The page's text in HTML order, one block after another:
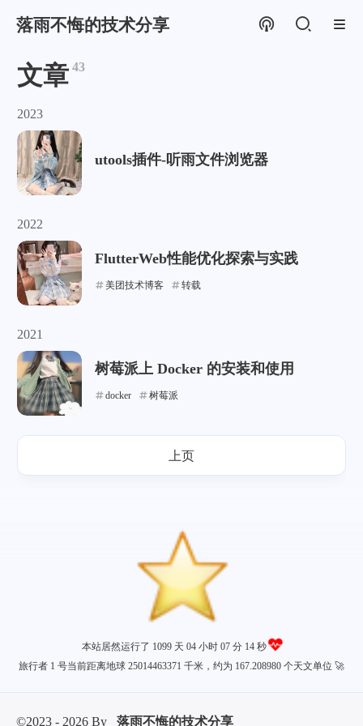
落雨不悔的技术分享
文章 43
2023
utools插件-听雨文件浏览器
2022
FlutterWeb性能优化探索与实践
美团技术博客 转载
2021
树莓派上 Docker 的安装和使用
docker 树莓派
上页
本站居然运行了 1099 天 04 小时 07 分 14 秒
旅行者 1 号当前距离地球 25014463371 千米，约为 167.208980 个天文单位 🚀
©2023 - 2026 By 落雨不悔的技术分享